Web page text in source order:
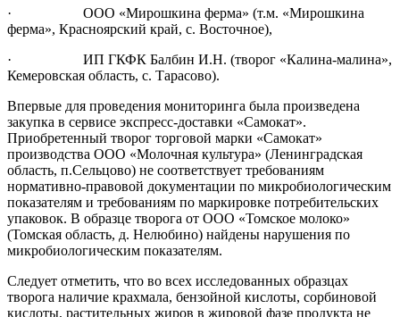
· ООО «Мирошкина ферма» (т.м. «Мирошкина
ферма», Красноярский край, с. Восточное),
· ИП ГКФК Балбин И.Н. (творог «Калина-малина»,
Кемеровская область, с. Тарасово).
Впервые для проведения мониторинга была произведена
закупка в сервисе экспресс-доставки «Самокат».
Приобретенный творог торговой марки «Самокат»
производства ООО «Молочная культура» (Ленинградская
область, п.Сельцово) не соответствует требованиям
нормативно-правовой документации по микробиологическим
показателям и требованиям по маркировке потребительских
упаковок. В образце творога от ООО «Томское молоко»
(Томская область, д. Нелюбино) найдены нарушения по
микробиологическим показателям.
Следует отметить, что во всех исследованных образцах
творога наличие крахмала, бензойной кислоты, сорбиновой
кислоты, растительных жиров в жировой фазе продукта не